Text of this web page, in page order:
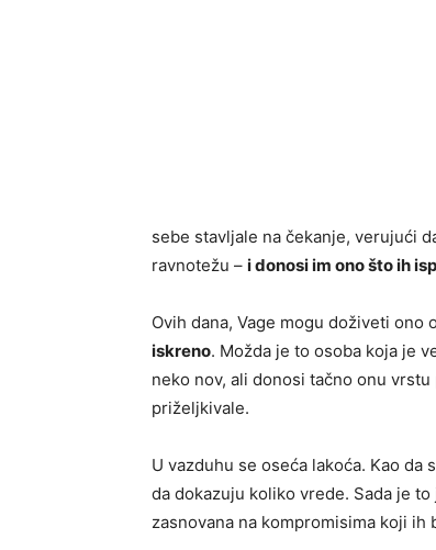
sebe stavljale na čekanje, verujući
ravnotežu – i donosi im ono što ih
Ovih dana, Vage mogu doživeti ono
iskreno. Možda je to osoba koja je
neko nov, ali donosi tačno onu
priželjkivale.
U vazduhu se oseća lakoća. Kao
da dokazuju koliko vrede. Sada je
zasnovana na kompromisima koji ih